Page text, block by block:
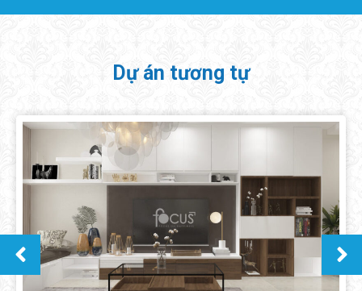
Dự án tương tự